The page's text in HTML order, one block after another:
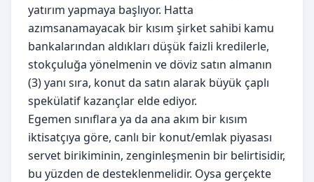
yatırım yapmaya başlıyor. Hatta
azımsanamayacak bir kısım şirket sahibi kamu
bankalarından aldıkları düşük faizli kredilerle,
stokçuluğa yönelmenin ve döviz satın almanın
(3) yanı sıra, konut da satın alarak büyük çaplı
spekülatif kazançlar elde ediyor.
Egemen sınıflara ya da ana akım bir kısım
iktisatçıya göre, canlı bir konut/emlak piyasası
servet birikiminin, zenginleşmenin bir belirtisidir,
bu yüzden de desteklenmelidir. Oysa gerçekte